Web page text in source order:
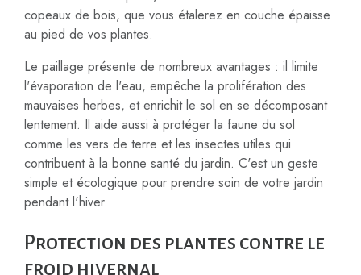
copeaux de bois, que vous étalerez en couche épaisse
au pied de vos plantes.
Le paillage présente de nombreux avantages : il limite
l'évaporation de l'eau, empêche la prolifération des
mauvaises herbes, et enrichit le sol en se décomposant
lentement. Il aide aussi à protéger la faune du sol
comme les vers de terre et les insectes utiles qui
contribuent à la bonne santé du jardin. C'est un geste
simple et écologique pour prendre soin de votre jardin
pendant l'hiver.
Protection des plantes contre le
froid hivernal